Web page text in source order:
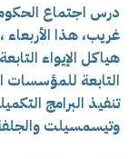
درس اجتماع
غريب، هذا
هياكل الإيواء
التابعة للمؤسسات
تنفيذ البرامج
وتيسمسيلت